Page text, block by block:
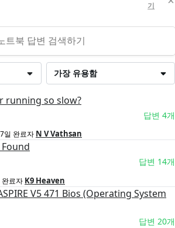
기
가장 유용함
running so slow?
답변 4개
일 완료자 N V Vathsan
답변 14개
완료자 K9 Heaven
V5 471 Bios (Operating System
답변 20개